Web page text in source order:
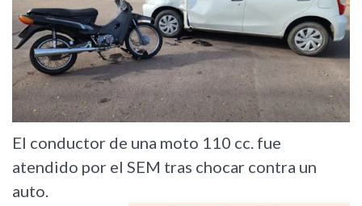
El conductor de una moto 110 cc. fue
atendido por el SEM tras chocar contra un
auto.